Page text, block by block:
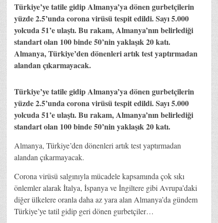
Türkiye’ye tatile gidip Almanya’ya dönen gurbetçilerin
yüzde 2.5’unda corona virüsü tespit edildi. Sayı 5.000
yolcuda 51’e ulaştı. Bu rakam, Almanya’nın belirlediği
standart olan 100 binde 50’nin yaklaşık 20 katı.
Almanya, Türkiye’den dönenleri artık test yaptırmadan
alandan çıkarmayacak.
Türkiye’ye tatile gidip Almanya’ya dönen gurbetçilerin
yüzde 2.5’unda corona virüsü tespit edildi. Sayı 5.000
yolcuda 51’e ulaştı. Bu rakam, Almanya’nın belirlediği
standart olan 100 binde 50’nin yaklaşık 20 katı.
Almanya, Türkiye’den dönenleri artık test yaptırmadan
alandan çıkarmayacak.
Corona virüsü salgınıyla mücadele kapsamında çok sıkı
önlemler alarak İtalya, İspanya ve İngiltere gibi Avrupa’daki
diğer ülkelere oranla daha az yara alan Almanya’da gündem
Türkiye’ye tatil gidip geri dönen gurbetçiler…